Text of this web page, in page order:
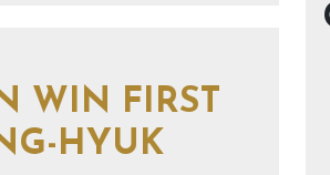
WIN FIRST
HYUK